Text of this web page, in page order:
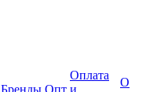
Бренды Опт
Оплата
и
О